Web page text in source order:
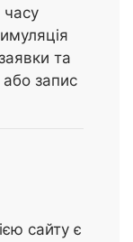
часу
та
або запис
сайту є